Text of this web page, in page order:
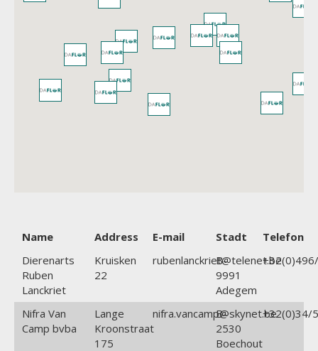
Name Address E-mail Stadt
Telefon
Dierenarts
Ruben
Lanckriet
Kruisken
22
rubenlanckriet@telenet.be
B-
9991
Adegem
Nifra Van
Camp bvba
Lange
Kroonstraat
175
nifra.vancamp@skynet.be
B-
2530
Boechout
+32(0)34/